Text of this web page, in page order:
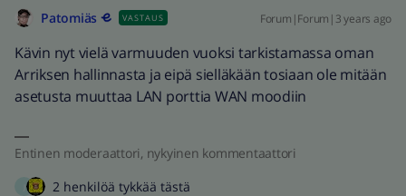
Patomiäs VASTAUS Forum|Forum|3 years ago
Kävin nyt vielä varmuuden vuoksi tarkistamassa oman
Arriksen hallinnasta ja eipä sielläkään tosiaan ole mitään
asetusta muuttaa LAN porttia WAN moodiin
Entinen moderaattori, nykyinen kommentaattori
2 henkilöä tykkää tästä